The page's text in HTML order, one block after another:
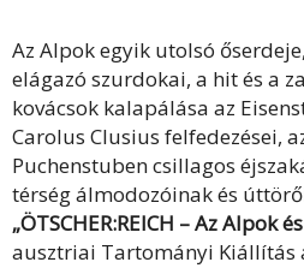
Az Alpok egyik utolsó
elágazó szurdokai, a hit és a
kovácsok kalapálása az
Carolus Clusius felfedezései,
Puchenstuben csillagos
térség álmodozóinak és
„ÖTSCHER:REICH – Az Alpok
ausztriai Tartományi Kiállítás